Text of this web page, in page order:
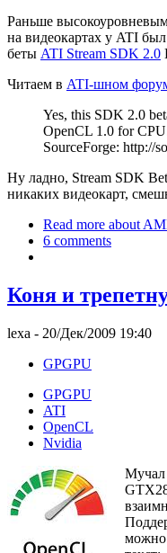
Раньше
на видеокартах у ATI
беты ATI Stream SDK 2.0
Читаем в ATI-шном
Yes, this SDK 2.0
OpenCL 1.0 for
SourceForge: http://
Ну ладно, Stream SDK
никаких видеокарт,
Read more about
6 comments
Коня и
lexa - 20/Дек/2009 19:40
GPGPU
GPGPU
ATI
OpenCL
Nvidia
Мучал